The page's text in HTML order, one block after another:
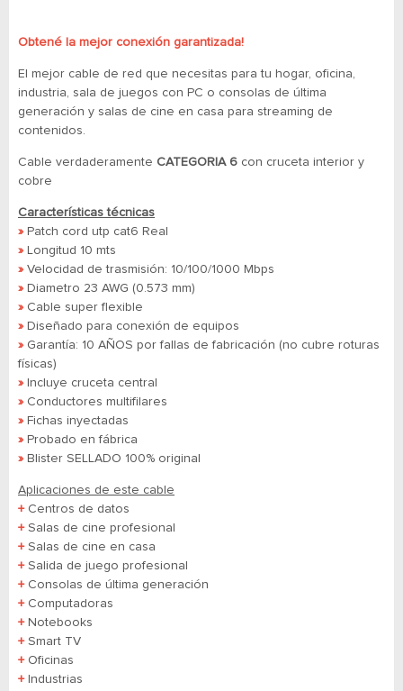
Obtené la mejor conexión garantizada!
El mejor cable de red que necesitas para tu hogar, oficina,
industria, sala de juegos con PC o consolas de última
generación y salas de cine en casa para streaming de
contenidos.
Cable verdaderamente CATEGORIA 6 con cruceta interior y
cobre
Características técnicas
»Patch cord utp cat6 Real
»Longitud 10 mts
»Velocidad de trasmisión: 10/100/1000 Mbps
»Diametro 23 AWG (0.573 mm)
»Cable super flexible
»Diseñado para conexión de equipos
»Garantía: 10 AÑOS por fallas de fabricación (no cubre roturas
físicas)
»Incluye cruceta central
»Conductores multifilares
»Fichas inyectadas
»Probado en fábrica
»Blister SELLADO 100% original
Aplicaciones de este cable
+Centros de datos
+Salas de cine profesional
+Salas de cine en casa
+Salida de juego profesional
+Consolas de última generación
+Computadoras
+Notebooks
+Smart TV
+Oficinas
+Industrias